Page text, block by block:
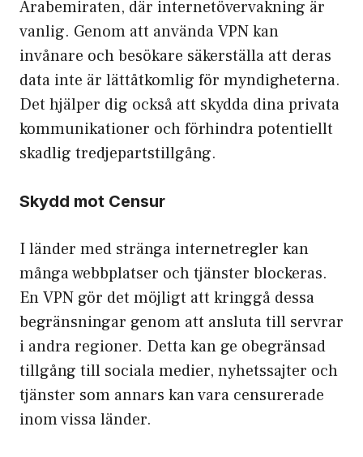
Arabemiraten, där internetövervakning är
vanlig. Genom att använda VPN kan
invånare och besökare säkerställa att deras
data inte är lättåtkomlig för myndigheterna.
Det hjälper dig också att skydda dina privata
kommunikationer och förhindra potentiellt
skadlig tredjepartstillgång.
Skydd mot Censur
I länder med stränga internetregler kan
många webbplatser och tjänster blockeras.
En VPN gör det möjligt att kringgå dessa
begränsningar genom att ansluta till servrar
i andra regioner. Detta kan ge obegränsad
tillgång till sociala medier, nyhetssajter och
tjänster som annars kan vara censurerade
inom vissa länder.